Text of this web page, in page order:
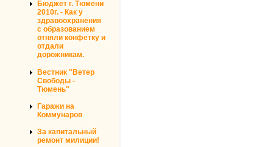
Бюджет г. Тюмени
2010г. - Как у
здравоохранения
с образованием
отняли конфетку и
отдали
дорожникам.
Вестник "Ветер
Свободы -
Тюмень"
Гаражи на
Коммунаров
За капитальный
ремонт милиции!